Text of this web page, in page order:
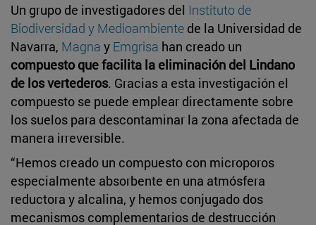
Un grupo de investigadores del Instituto de
Biodiversidad y Medioambiente de la Universidad de
Navarra, Magna y Emgrisa han creado un
compuesto que facilita la eliminación del Lindano
de los vertederos. Gracias a esta investigación el
compuesto se puede emplear directamente sobre
los suelos para descontaminar la zona afectada de
manera irreversible.
“Hemos creado un compuesto con microporos
especialmente absorbente en una atmósfera
reductora y alcalina, y hemos conjugado dos
mecanismos complementarios de destrucción